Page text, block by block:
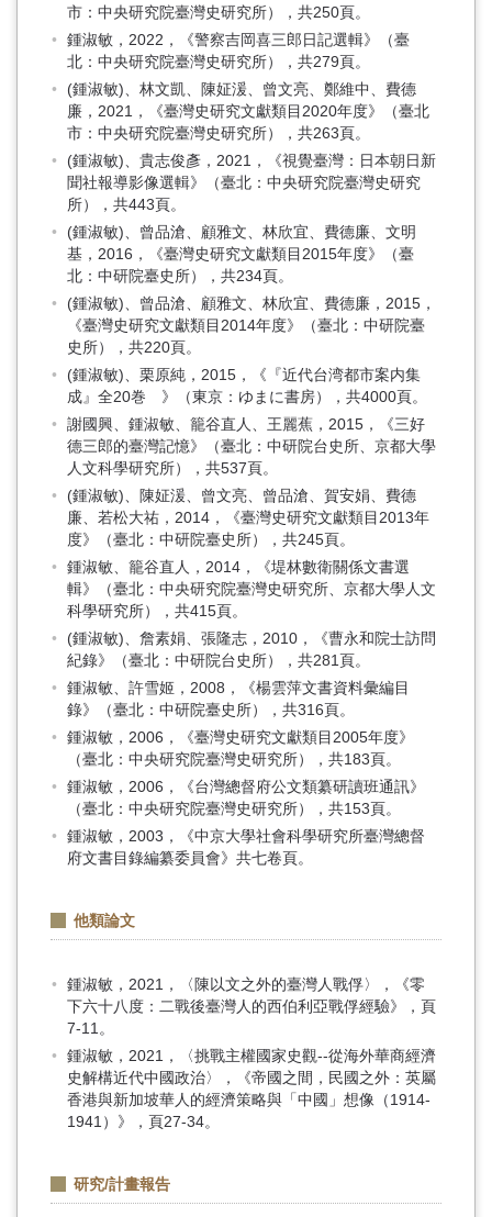
市：中央研究院臺灣史研究所），共250頁。
鍾淑敏，2022，《警察吉岡喜三郎日記選輯》（臺
北：中央研究院臺灣史研究所），共279頁。
(鍾淑敏)、林文凱、陳姃湲、曾文亮、鄭維中、費德
廉，2021，《臺灣史研究文獻類目2020年度》（臺北
市：中央研究院臺灣史研究所），共263頁。
(鍾淑敏)、貴志俊彥，2021，《視覺臺灣：日本朝日新
聞社報導影像選輯》（臺北：中央研究院臺灣史研究
所），共443頁。
(鍾淑敏)、曾品滄、顧雅文、林欣宜、費德廉、文明
基，2016，《臺灣史研究文獻類目2015年度》（臺
北：中研院臺史所），共234頁。
(鍾淑敏)、曾品滄、顧雅文、林欣宜、費德廉，2015，
《臺灣史研究文獻類目2014年度》（臺北：中研院臺
史所），共220頁。
(鍾淑敏)、栗原純，2015，《『近代台湾都市案内集
成』全20巻 》（東京：ゆまに書房），共4000頁。
謝國興、鍾淑敏、籠谷直人、王麗蕉，2015，《三好
德三郎的臺灣記憶》（臺北：中研院台史所、京都大學
人文科學研究所），共537頁。
(鍾淑敏)、陳姃湲、曾文亮、曾品滄、賀安娟、費德
廉、若松大祐，2014，《臺灣史研究文獻類目2013年
度》（臺北：中研院臺史所），共245頁。
鍾淑敏、籠谷直人，2014，《堤林數衛關係文書選
輯》（臺北：中央研究院臺灣史研究所、京都大學人文
科學研究所），共415頁。
(鍾淑敏)、詹素娟、張隆志，2010，《曹永和院士訪問
紀錄》（臺北：中研院台史所），共281頁。
鍾淑敏、許雪姬，2008，《楊雲萍文書資料彙編目
錄》（臺北：中研院臺史所），共316頁。
鍾淑敏，2006，《臺灣史研究文獻類目2005年度》
（臺北：中央研究院臺灣史研究所），共183頁。
鍾淑敏，2006，《台灣總督府公文類纂研讀班通訊》
（臺北：中央研究院臺灣史研究所），共153頁。
鍾淑敏，2003，《中京大學社會科學研究所臺灣總督
府文書目錄編纂委員會》共七卷頁。
他類論文
鍾淑敏，2021，〈陳以文之外的臺灣人戰俘〉，《零
下六十八度：二戰後臺灣人的西伯利亞戰俘經驗》，頁
7-11。
鍾淑敏，2021，〈挑戰主權國家史觀--從海外華商經濟
史解構近代中國政治〉，《帝國之間，民國之外：英屬
香港與新加坡華人的經濟策略與「中國」想像（1914-
1941）》，頁27-34。
研究/計畫報告